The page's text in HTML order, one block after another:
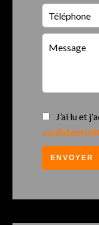
J’ai lu et
ENVOYER